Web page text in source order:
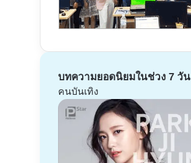
บทความยอดนิยมในช่วง 7 วัน
คนบันเทิง